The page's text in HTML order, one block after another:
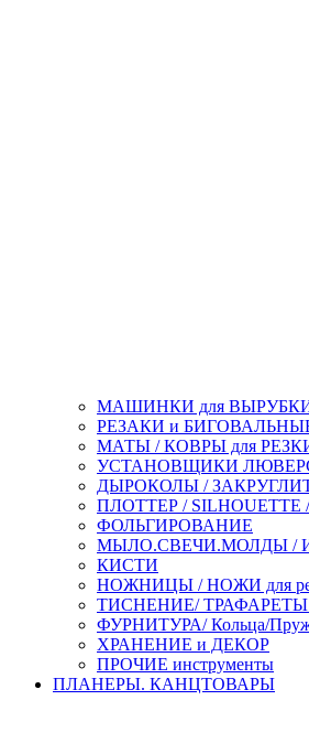
МАШИНКИ для
РЕЗАКИ и
МАТЫ / КОВРЫ для
УСТАНОВЩИКИ
ДЫРОКОЛЫ /
ПЛОТТЕР / SILHOUETTE
ФОЛЬГИРОВАНИЕ
МЫЛО.СВЕЧИ.МОЛДЫ /
КИСТИ
НОЖНИЦЫ / НОЖИ для
ТИСНЕНИЕ/ ТРАФАРЕТЫ /
ФУРНИТУРА/ Кольца/
ХРАНЕНИЕ и ДЕКОР
ПРОЧИЕ инструменты
ПЛАНЕРЫ. КАНЦТОВАРЫ